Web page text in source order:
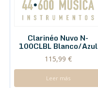
Clarinéo Nuvo N-
100CLBL Blanco/Azul
115,99 €
Leer más